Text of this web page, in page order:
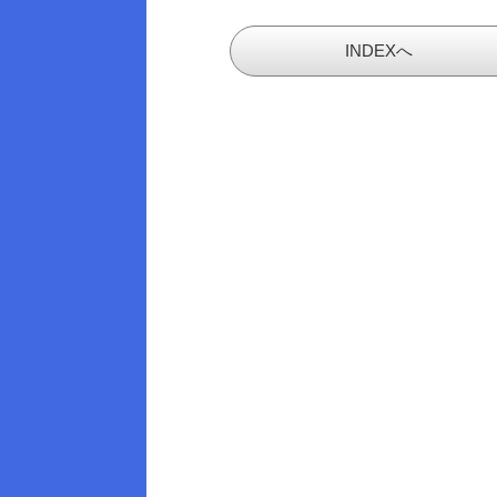
INDEXへ